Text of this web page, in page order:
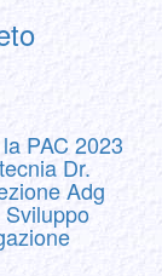
PAC 2023
Dr.
Adg